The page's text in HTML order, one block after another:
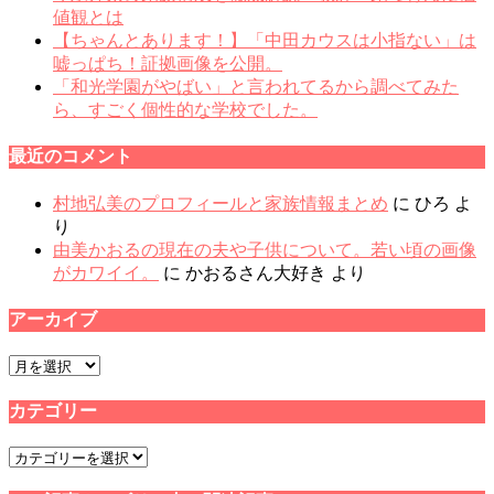
値観とは
【ちゃんとあります！】「中田カウスは小指ない」は
嘘っぱち！証拠画像を公開。
「和光学園がやばい」と言われてるから調べてみた
ら、すごく個性的な学校でした。
最近のコメント
村地弘美のプロフィールと家族情報まとめ に ひろ よ
り
由美かおるの現在の夫や子供について。若い頃の画像
がカワイイ。
に かおるさん大好き より
アーカイブ
ア
カ
ブ
カテゴリー
カ